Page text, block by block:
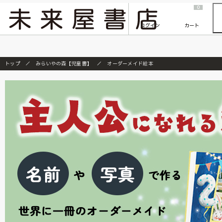
『ONE PIECE magazine 021 ONE PIECEカード付き同梱版』発売延期のご案内
ログイン
0
カート
トップ みらいやの森【児童書】 オーダーメイド絵本